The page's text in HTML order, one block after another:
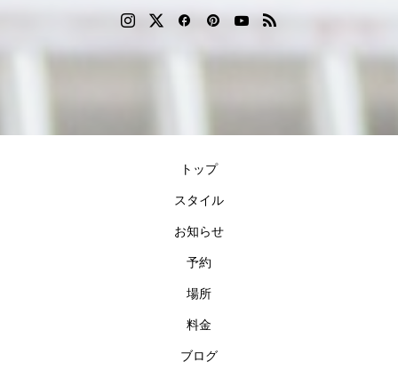
トップ
スタイル
お知らせ
予約
場所
料金
ブログ